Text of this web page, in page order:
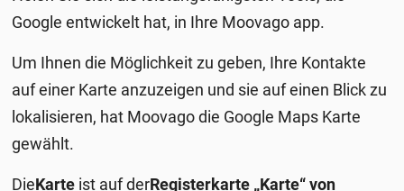
Google entwickelt hat, in Ihre Moovago app.
Um Ihnen die Möglichkeit zu geben, Ihre Kontakte
auf einer Karte anzuzeigen und sie auf einen Blick zu
lokalisieren, hat Moovago die Google Maps Karte
gewählt.
DieKarte ist auf derRegisterkarte „Karte“ von